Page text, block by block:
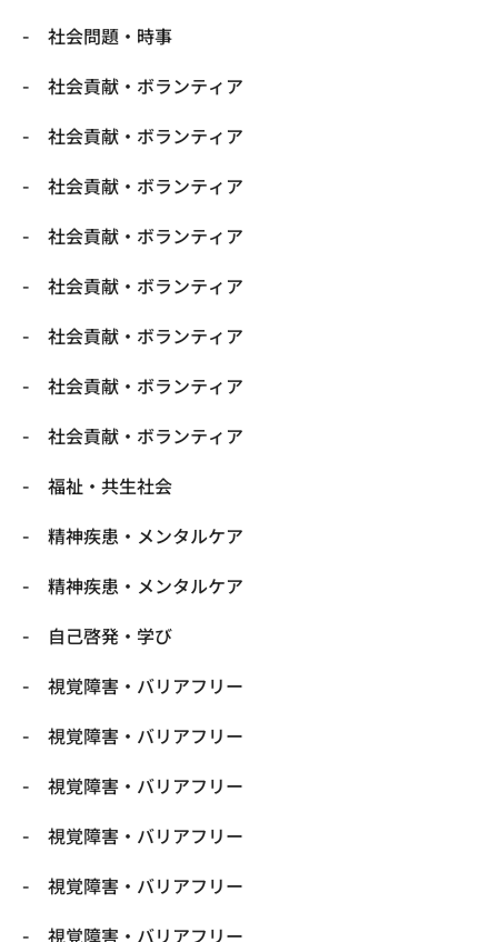
社会問題・時事
社会貢献・ボランティア
社会貢献・ボランティア
社会貢献・ボランティア
社会貢献・ボランティア
社会貢献・ボランティア
社会貢献・ボランティア
社会貢献・ボランティア
社会貢献・ボランティア
福祉・共生社会
精神疾患・メンタルケア
精神疾患・メンタルケア
自己啓発・学び
視覚障害・バリアフリー
視覚障害・バリアフリー
視覚障害・バリアフリー
視覚障害・バリアフリー
視覚障害・バリアフリー
視覚障害・バリアフリー